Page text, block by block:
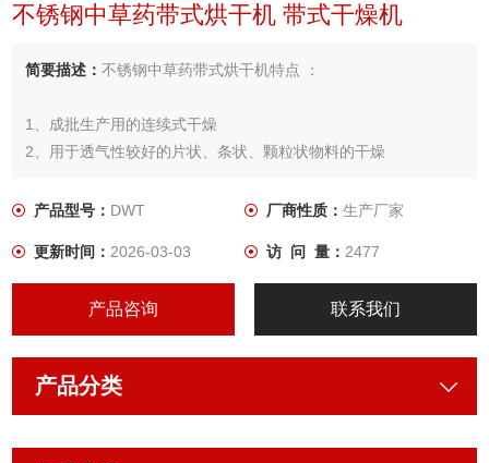
不锈钢中草药带式烘干机 带式干燥机
简要描述：不锈钢中草药带式烘干机特点 ：
1、成批生产用的连续式干燥
2、用于透气性较好的片状、条状、颗粒状物料的干燥
的物料尤为合适
该系列干燥机具有干燥速度快、蒸发强度高、产品质量好的优点
产品型号： DWT 厂商性质： 生产厂家
更新时间：2026-03-03 访 问 量： 2477
产品咨询 联系我们
产品分类